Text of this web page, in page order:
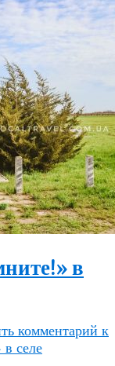
в
комментарий к
селе